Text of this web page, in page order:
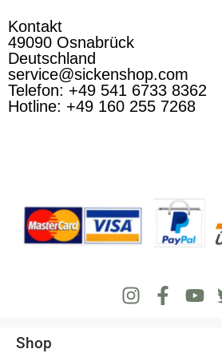
Kontakt
49090 Osnabrück
Deutschland
service@sickenshop.com
Telefon: +49 541 6733 8362
Hotline: +49 160 255 7268
Shop